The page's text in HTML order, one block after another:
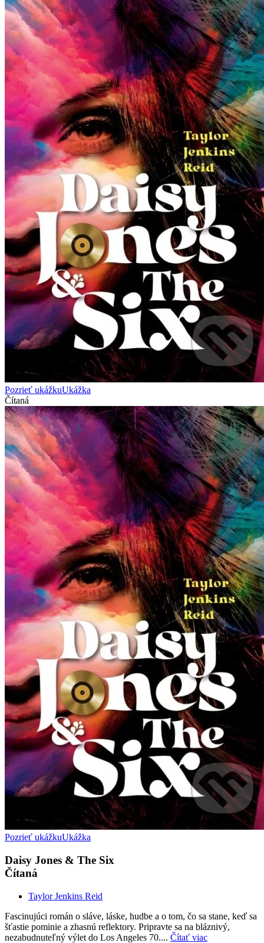
Pozrieť ukážkuUkážka
Čítaná
Pozrieť ukážkuUkážka
Daisy Jones & The Six
Čítaná
Taylor Jenkins Reid
Fascinujúci román o sláve, láske, hudbe a o tom, čo sa stane, keď sa
šťastie pominie a zhasnú reflektory. Pripravte sa na bláznivý,
nezabudnuteľný výlet do Los Angeles 70.... Čítať viac